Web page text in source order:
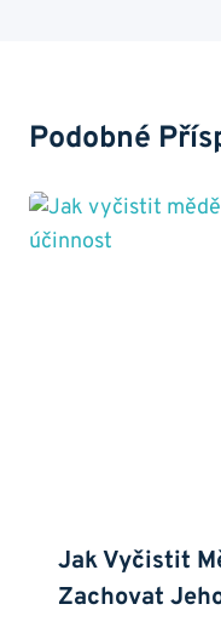
Podobné
Jak Vyčistit
Zachovat